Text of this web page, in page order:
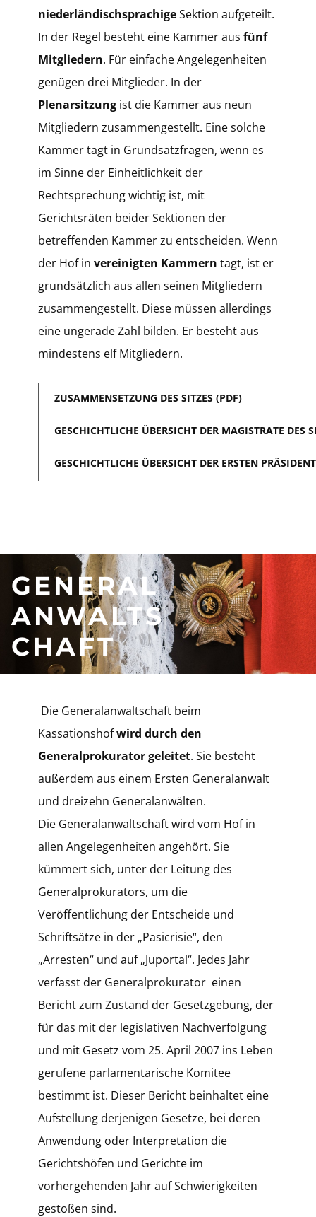
niederländischsprachigeSektion aufgeteilt.
In der Regel besteht eine Kammer aus fünf
Mitgliedern. Für einfache Angelegenheiten
genügen drei Mitglieder. ​In der
Plenarsitzung ist die Kammer aus neun
Mitgliedern zusammengestellt. Eine solche
Kammer tagt in Grundsatzfragen, wenn es
im Sinne der Einheitlichkeit der
Rechtsprechung wichtig ist, mit
Gerichtsräten beider Sektionen der
betreffenden Kammer zu entscheiden. Wenn
der Hof in vereinigten Kammern tagt, ist er
grundsätzlich aus allen seinen Mitgliedern
zusammengestellt. Diese müssen allerdings
eine ungerade Zahl bilden. Er besteht aus
mindestens elf Mitgliedern.
ZUSAMMENSETZUNG DES SITZES (PDF)
GESCHICHTLICHE ÜBERSICHT DER MAGISTRATE DES
GESCHICHTLICHE ÜBERSICHT DER ERSTEN
GENERAL
ANWALTS
CHAFT
​​Die Generalanwaltschaft beim
Kassationshofwird durch den
Generalprokurator geleitet. Sie besteht
außerdem aus einem Ersten Generalanwalt
und dreizehn Generalanwälten.
​ Die Generalanwaltschaft wird vom Hof in
allen Angelegenheiten angehört. Sie
kümmert sich, unter der Leitung des
Generalprokurators, um die
Veröffentlichung der Entscheide und
Schriftsätze in der „Pasicrisie“, den
„Arresten“ und auf „Juportal“. Jedes Jahr
verfasst der Generalprokurator einen
Bericht zum Zustand der Gesetzgebung, der
für das mit der legislativen Nachverfolgung
und mit Gesetz vom 25. April 2007 ins Leben
gerufene parlamentarische Komitee
bestimmt ist. Dieser Bericht beinhaltet eine
Aufstellung derjenigen Gesetze, bei deren
Anwendung oder Interpretation die
Gerichtshöfen und Gerichte im
vorhergehenden Jahr auf Schwierigkeiten
gestoßen sind.